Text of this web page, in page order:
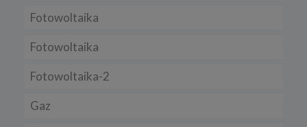
Fotowoltaika
Fotowoltaika
Fotowoltaika-2
Gaz